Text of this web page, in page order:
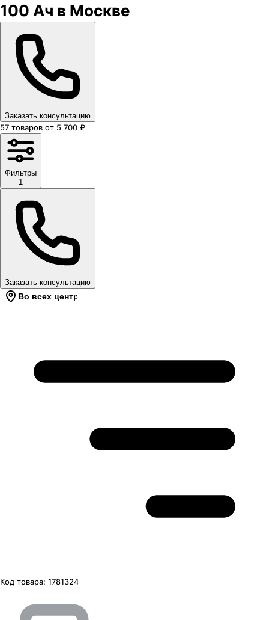
100 Ач в Москве
Заказать консультацию
57 товаров от 5 700 ₽
Фильтры
1
Заказать консультацию
Во всех центрах
Код товара: 1781324